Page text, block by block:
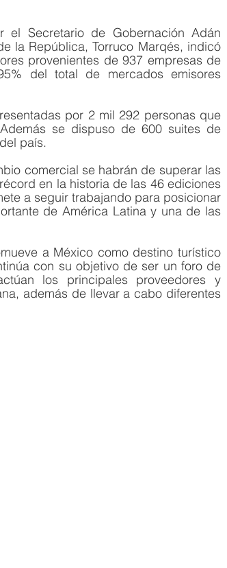
el Secretario de Gobernación Adán
la República, Torruco Marqés, indicó
provenientes de 937 empresas de
del total de mercados emisores
por 2 mil 292 personas que
se dispuso de 600 suites de
país.
comercial se habrán de superar las
en la historia de las 46 ediciones
a seguir trabajando para posicionar
de América Latina y una de las
a México como destino turístico
con su objetivo de ser un foro de
los principales proveedores y
además de llevar a cabo diferentes